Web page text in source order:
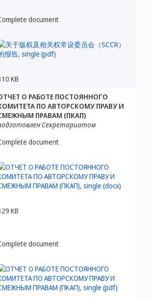
document
KB
О РАБОТЕ ПОСТОЯННОГО
ПО АВТОРСКОМУ ПРАВУ И
ПРАВАМ (ПКАП)
Секретариатом
document
KB
document